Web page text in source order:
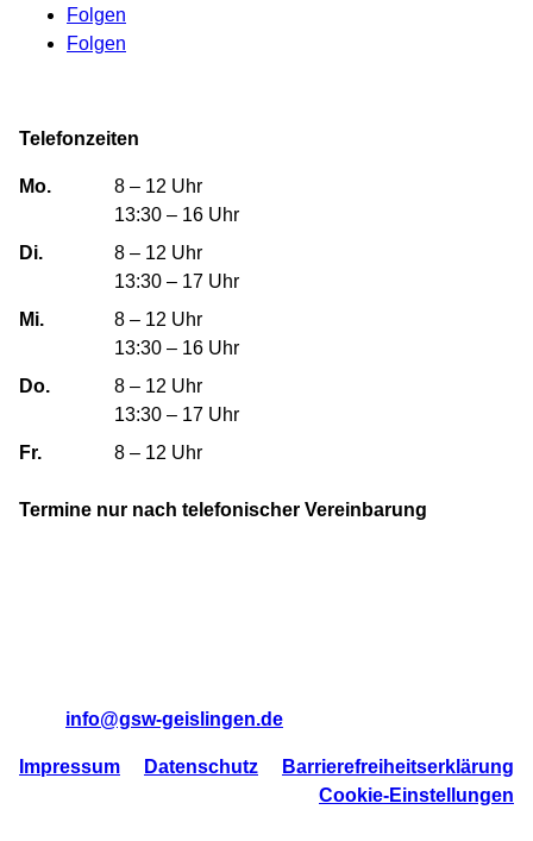
Folgen
Folgen
Telefonzeiten
Mo.
8 – 12 Uhr
13:30 – 16 Uhr
Di.
8 – 12 Uhr
13:30 – 17 Uhr
Mi.
8 – 12 Uhr
13:30 – 16 Uhr
Do.
8 – 12 Uhr
13:30 – 17 Uhr
Fr.
8 – 12 Uhr
Termine nur nach telefonischer Vereinbarung
info@gsw-geislingen.de
Impressum Datenschutz
Barrierefreiheitserklärung
Cookie-Einstellungen